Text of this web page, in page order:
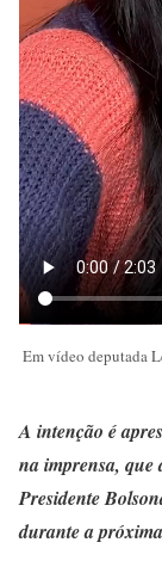
Em vídeo deputada
A intenção é
na imprensa, que
Presidente
durante a